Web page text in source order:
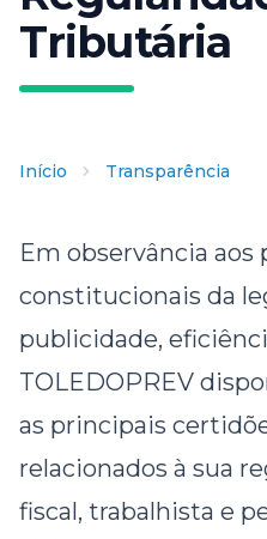
Tributária
Início Transparência
Em observância aos
constitucionais da
publicidade,
TOLEDOPREV
as principais
relacionados à sua
fiscal, trabalhista e